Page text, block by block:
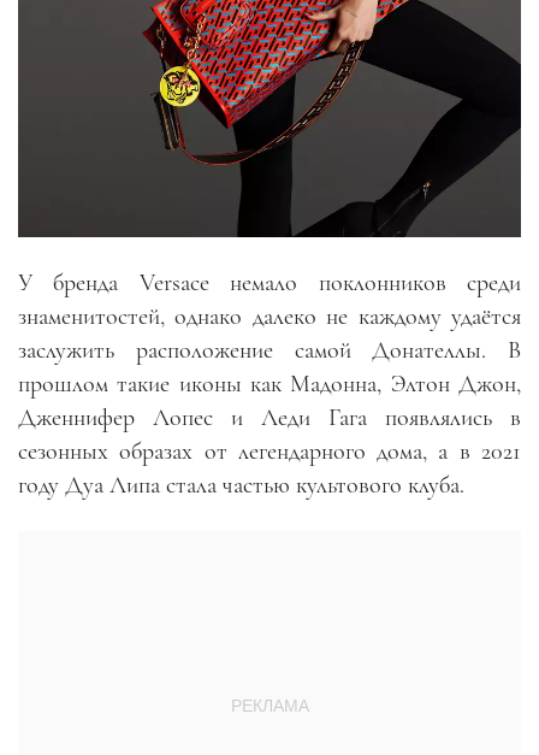
У бренда Versace немало поклонников среди
знаменитостей, однако далеко не каждому удаётся
заслужить расположение самой Донателлы. В
прошлом такие иконы как Мадонна, Элтон Джон,
Дженнифер Лопес и Леди Гага появлялись в
сезонных образах от легендарного дома, а в 2021
году Дуа Липа стала частью культового клуба.